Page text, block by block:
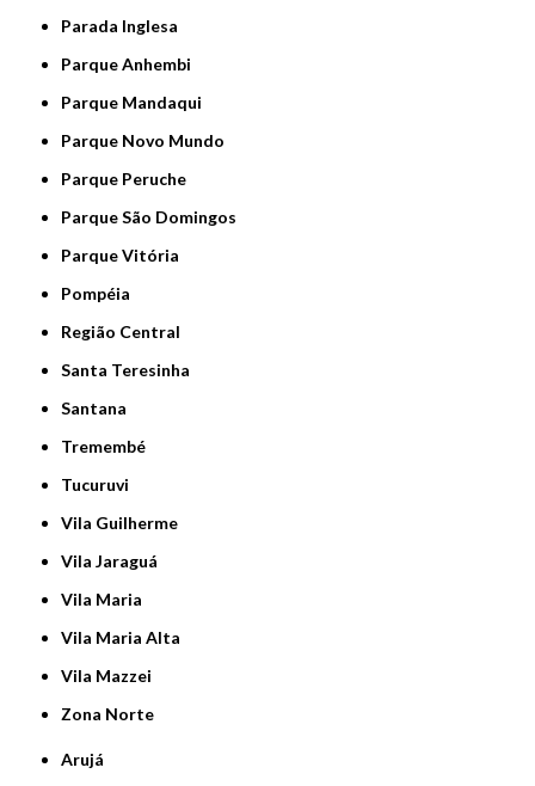
Parada Inglesa
Parque Anhembi
Parque Mandaqui
Parque Novo Mundo
Parque Peruche
Parque São Domingos
Parque Vitória
Pompéia
Região Central
Santa Teresinha
Santana
Tremembé
Tucuruvi
Vila Guilherme
Vila Jaraguá
Vila Maria
Vila Maria Alta
Vila Mazzei
Zona Norte
Arujá